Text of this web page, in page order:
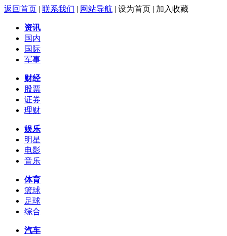
返回首页 | 联系我们 | 网站导航 | 设为首页 | 加入收藏
资讯
国内
国际
军事
财经
股票
证券
理财
娱乐
明星
电影
音乐
体育
篮球
足球
综合
汽车